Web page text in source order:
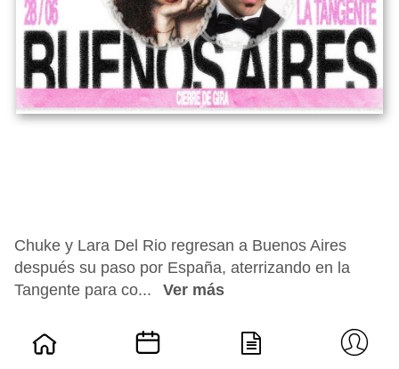
Chuke y Lara Del Rio regresan a Buenos Aires
después su paso por España, aterrizando en la
Tangente para co...
Ver más